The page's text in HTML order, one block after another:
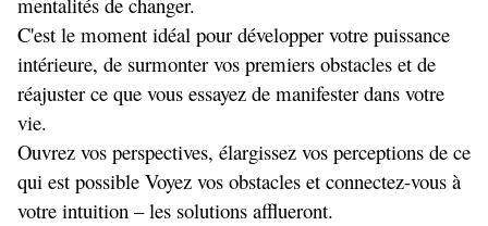
C'est le moment idéal pour développer votre puissance
intérieure, de surmonter vos premiers obstacles et de
réajuster ce que vous essayez de manifester dans votre
vie.
Ouvrez vos perspectives, élargissez vos perceptions de ce
qui est possible Voyez vos obstacles et connectez-vous à
votre intuition – les solutions afflueront.